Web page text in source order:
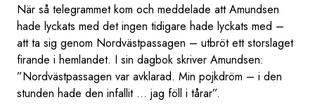
När så telegrammet kom och meddelade att Amundsen
hade lyckats med det ingen tidigare hade lyckats med –
att ta sig genom Nordvästpassagen – utbröt ett storslaget
firande i hemlandet. I sin dagbok skriver Amundsen:
”Nordvästpassagen var avklarad. Min pojkdröm – i den
stunden hade den infallit … jag föll i tårar”.